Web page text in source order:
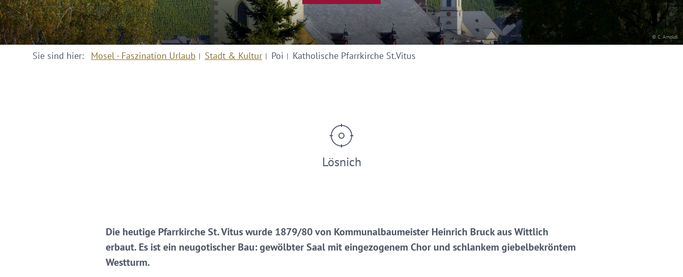
© C. Arnoldi
Sie sind hier: Mosel - Faszination Urlaub Stadt & Kultur Poi Katholische Pfarrkirche St.Vitus
Lösnich
Die heutige Pfarrkirche St. Vitus wurde 1879/80 von Kommunalbaumeister Heinrich Bruck aus Wittlich
erbaut. Es ist ein neugotischer Bau: gewölbter Saal mit eingezogenem Chor und schlankem giebelbekröntem
Westturm.